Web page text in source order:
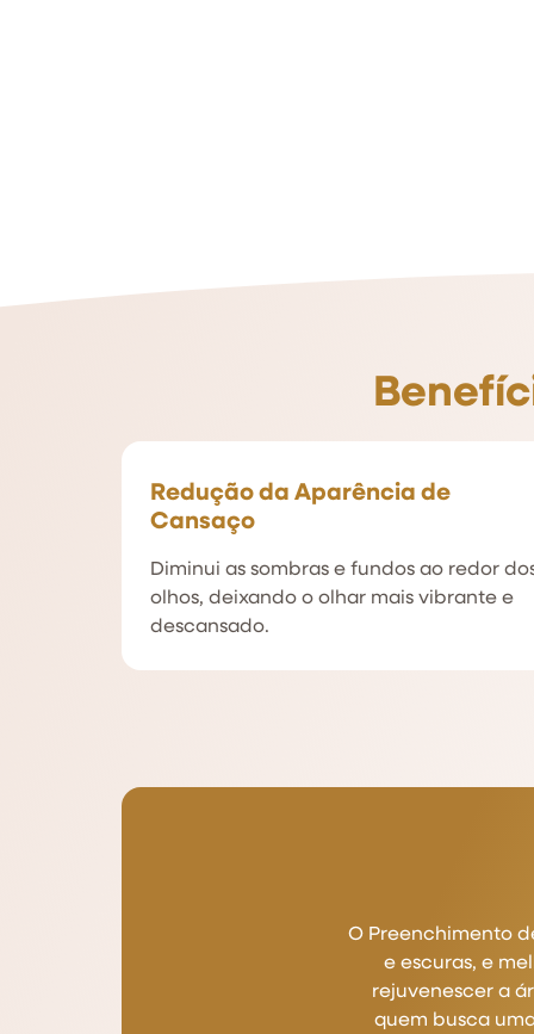
Redução da Aparência de
Cansaço
Diminui as sombras e fundos ao redor
olhos, deixando o olhar mais vibrante e
descansado.
O Preenchimento
e escuras, e
rejuvenescer a
quem busca